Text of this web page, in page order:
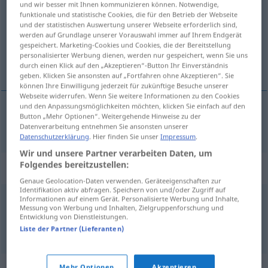
Übersicht aller Übersetzungen
(Für mehr Details die Übersetzung anklicken/antippen)
progressiv, fortschreitend
progressiv,fortschreitend progresivo
Beispielsätze für "progresivo"
aspectoprogresivo
Verlaufsformf
und wir besser mit Ihnen kommunizieren können. Notwendige,
funktionale und statistische Cookies, die für den Betrieb der Webseite
und der statistischen Auswertung unserer Webseite erforderlich sind,
werden auf Grundlage unserer Vorauswahl immer auf Ihrem Endgerät
gespeichert. Marketing-Cookies und Cookies, die der Bereitstellung
personalisierter Werbung dienen, werden nur gespeichert, wenn Sie uns
durch einen Klick auf den „Akzeptieren“-Button Ihr Einverständnis
geben. Klicken Sie ansonsten auf „Fortfahren ohne Akzeptieren“. Sie
können Ihre Einwilligung jederzeit für zukünftige Besuche unserer
Webseite widerrufen. Wenn Sie weitere Informationen zu den Cookies
und den Anpassungsmöglichkeiten möchten, klicken Sie einfach auf den
Button „Mehr Optionen“. Weitergehende Hinweise zu der
Datenverarbeitung entnehmen Sie ansonsten unserer
Datenschutzerklärung. Hier finden Sie unserImpressum.
Wir und unsere Partner verarbeiten Daten, um
Folgendes bereitzustellen:
Genaue Geolocation-Daten verwenden. Geräteeigenschaften zur
Identifikation aktiv abfragen. Speichern von und/oder Zugriff auf
Informationen auf einem Gerät. Personalisierte Werbung und Inhalte,
Messung von Werbung und Inhalten, Zielgruppenforschung und
Entwicklung von Dienstleistungen.
Liste der Partner (Lieferanten)